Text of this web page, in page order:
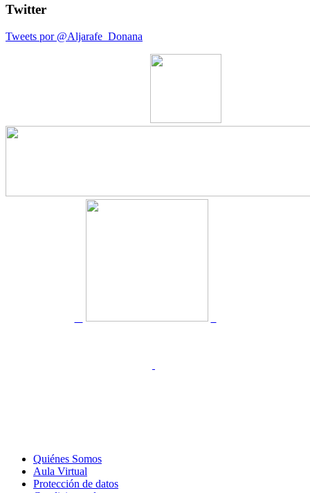
Twitter
Tweets por @Aljarafe_Donana
Quiénes Somos
Aula Virtual
Protección de datos